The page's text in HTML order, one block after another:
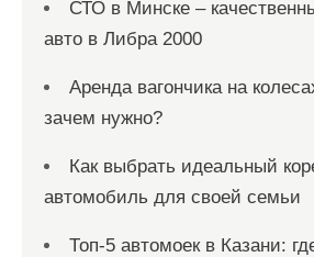
СТО в Минске –
авто в Либра 2000
Аренда вагончика на
зачем нужно?
Как выбрать идеальный
автомобиль для своей семьи
Топ-5 автомоек в Казани: